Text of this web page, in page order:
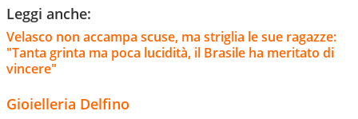
Leggi anche:
Velasco non accampa scuse, ma striglia le sue ragazze:
"Tanta grinta ma poca lucidità, il Brasile ha meritato di
vincere"
Gioielleria Delfino